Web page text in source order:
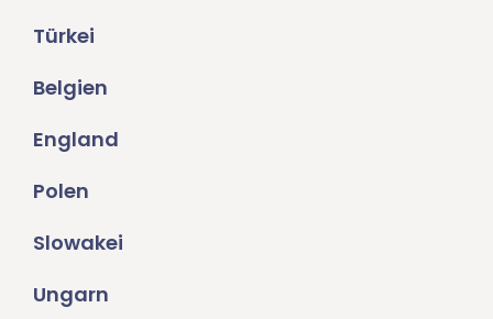
Türkei
Belgien
England
Polen
Slowakei
Ungarn